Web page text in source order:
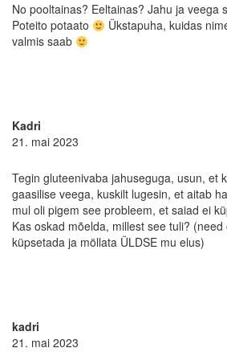
No pooltainas? Eeltainas? Jahu ja veega
Poteito potaato
Ükstapuha, kuidas
valmis saab
Kadri
21. mai 2023
Tegin gluteenivaba jahuseguga, usun, et
gaasilise veega, kuskilt lugesin, et aitab
mul oli pigem see probleem, et saiad ei
Kas oskad mõelda, millest see tuli?
küpsetada ja möllata ÜLDSE mu elus)
kadri
21. mai 2023